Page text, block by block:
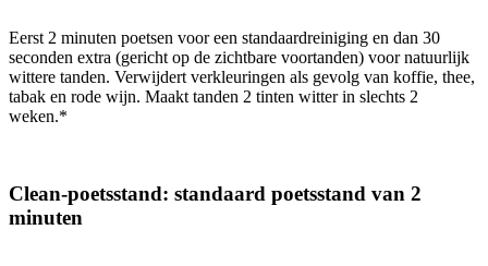
Eerst 2 minuten poetsen voor een standaardreiniging en dan 30
seconden extra (gericht op de zichtbare voortanden) voor natuurlijk
wittere tanden. Verwijdert verkleuringen als gevolg van koffie, thee,
tabak en rode wijn. Maakt tanden 2 tinten witter in slechts 2
weken.*
Clean-poetsstand: standaard poetsstand van 2
minuten